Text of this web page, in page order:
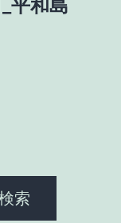
平和島
索